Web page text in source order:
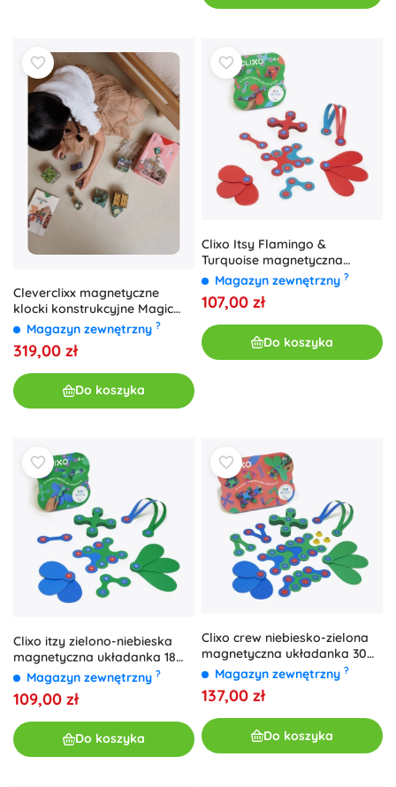
Cleverclixx magnetyczne
klocki konstrukcyjne Magic
Forest pastel (65 szt.)
Magazyn zewnętrzny ?
319,00 zł
Do koszyka
Clixo Itsy Flamingo &
Turquoise magnetyczna
układanka 18 sztuk
Magazyn zewnętrzny ?
107,00 zł
Do koszyka
Clixo itzy zielono-niebieska
magnetyczna układanka 18
szt.Magazyn zewnętrzny ?
109,00 zł
Do koszyka
Clixo crew niebiesko-zielona
magnetyczna układanka 30
szt.Magazyn zewnętrzny ?
137,00 zł
Do koszyka